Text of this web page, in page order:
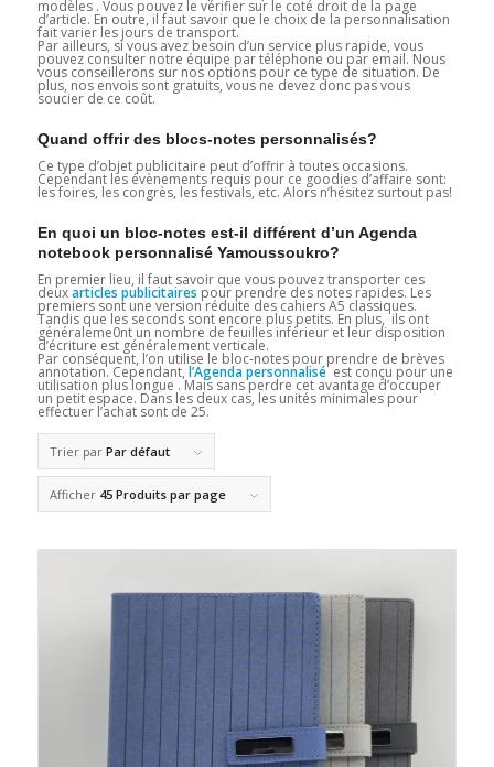
modèles . Vous pouvez le vérifier sur le coté droit de la page
d’article. En outre, il faut savoir que le choix de la personnalisation
fait varier les jours de transport.
Par ailleurs, si vous avez besoin d’un service plus rapide, vous
pouvez consulter notre équipe par téléphone ou par email. Nous
vous conseillerons sur nos options pour ce type de situation. De
plus, nos envois sont gratuits, vous ne devez donc pas vous
soucier de ce coût.
Quand offrir des blocs-notes personnalisés?
Ce type d’objet publicitaire peut d’offrir à toutes occasions.
Cependant les évènements requis pour ce goodies d’affaire sont:
les foires, les congrès, les festivals, etc. Alors n’hésitez surtout pas!
En quoi un bloc-notes est-il différent d’un Agenda
notebook personnalisé Yamoussoukro?
En premier lieu, il faut savoir que vous pouvez transporter ces
deuxarticles publicitaires pour prendre des notes rapides. Les
premiers sont une version réduite des cahiers A5 classiques.
Tandis que les seconds sont encore plus petits. En plus, ils ont
généraleme0nt un nombre de feuilles inférieur et leur disposition
d’écriture est généralement verticale.
Par conséquent, l’on utilise le bloc-notes pour prendre de brèves
annotation. Cependant, l’Agenda personnalisé est conçu pour une
utilisation plus longue . Mais sans perdre cet avantage d’occuper
un petit espace. Dans les deux cas, les unités minimales pour
effectuer l’achat sont de 25.
Trier par Par défaut
Afficher 45 Produits par page